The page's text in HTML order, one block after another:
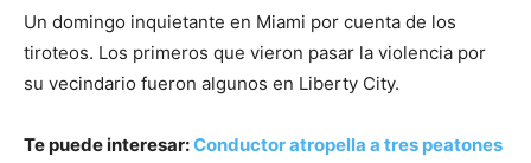
Un domingo inquietante en Miami por cuenta de los
tiroteos. Los primeros que vieron pasar la violencia por
su vecindario fueron algunos en Liberty City.
Te puede interesar:Conductor atropella a tres peatones